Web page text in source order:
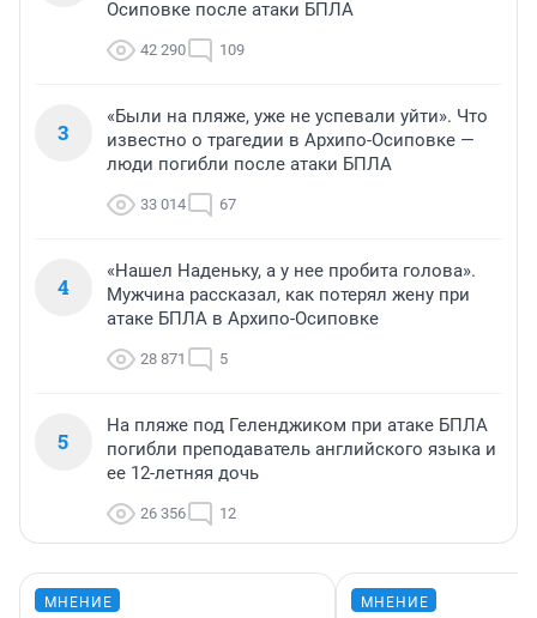
Осиповке после атаки БПЛА
42 290 109
3
«Были на пляже, уже не успевали уйти». Что
известно о трагедии в Архипо-Осиповке —
люди погибли после атаки БПЛА
33 014 67
4
«Нашел Наденьку, а у нее пробита голова».
Мужчина рассказал, как потерял жену при
атаке БПЛА в Архипо-Осиповке
28 871 5
5
На пляже под Геленджиком при атаке БПЛА
погибли преподаватель английского языка и
ее 12-летняя дочь
26 356 12
МНЕНИЕ МНЕНИЕ